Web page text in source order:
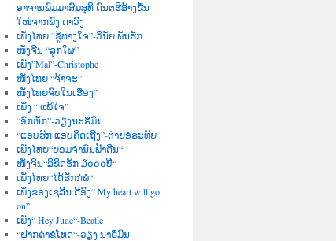
ອາຈານພົມມາສົມສຸທິ ດົນຕຮີສ້າງຂື້ນ
ໃໝ່ຈາກພົງ ດາວົງ
ເພັງໄທຍ “ຊູ້ທາງໃຈ”-ວິນັຍ ພັນຮັກ
ໜັງຈີນ “ລູກໃຜ”
ເພັງ”Mal”-Christophe
ໜັງໄທຍ “ຈ້າຈະ”
ໜັງໄທຍຈົບໃນເຮື່ອງ”
ເພັງ “ ແພ້ໃຈ”
“ອົກຫັກ”-ວຽງນະຣືມົນ
“ແອບຮັກ ແອບຄິດເຖີງ”-ຕ່າຍອໍຣະທັຍ
ເພັງໄທຍ“ຍອມຈຳນົນຟ້າດີນ“
ໜັງຈີນ“ລິຂິດຮັກ ໓໐໐໐ປີ“
ເພັງໄທຍ“ໄດ້ຮັກກໍພໍ“
ເພັງຂອງເຊລີນ ດີອົງ“ My heart will go
on”
ເພັງ“ Hey Jude“-Beatle
“ຝາກຄຳຂໍໂທດ“-ວຽງ ນາຣຶມົນ